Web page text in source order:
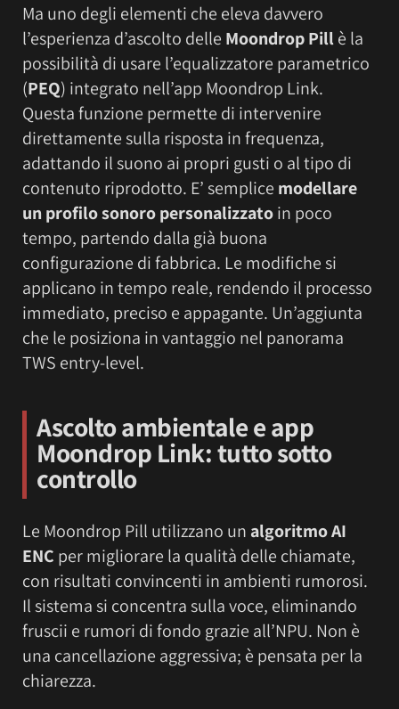
Ma uno degli elementi che eleva davvero
l’esperienza d’ascolto delle Moondrop Pillè la
possibilità di usare l’equalizzatore parametrico
(PEQ) integrato nell’app Moondrop Link.
Questa funzione permette di intervenire
direttamente sulla risposta in frequenza,
adattando il suono ai propri gusti o al tipo di
contenuto riprodotto. E’ semplice modellare
un profilo sonoro personalizzatoin poco
tempo, partendo dalla già buona
configurazione di fabbrica. Le modifiche si
applicano in tempo reale, rendendo il processo
immediato, preciso e appagante. Un’aggiunta
che le posiziona in vantaggio nel panorama
TWS entry-level.
Ascolto ambientale e app
Moondrop Link: tutto sotto
controllo
Le Moondrop Pill utilizzano un algoritmo AI
ENC per migliorare la qualità delle chiamate,
con risultati convincenti in ambienti rumorosi.
Il sistema si concentra sulla voce, eliminando
fruscii e rumori di fondo grazie all’NPU. Non è
una cancellazione aggressiva; è pensata per la
chiarezza.